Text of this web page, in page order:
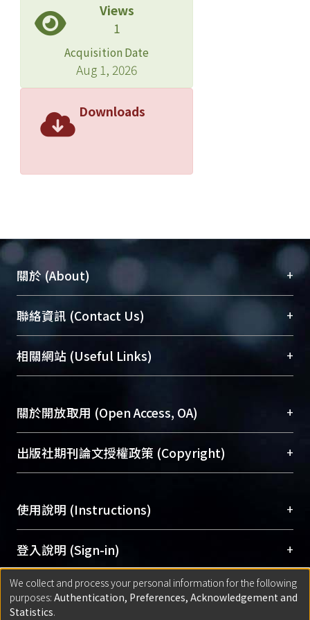
Views
1
Acquisition Date
Aug 1, 2026
Downloads
關於 (About) +
臺大位居世界頂尖大學之列，為永久珍藏及向國際
展現本校豐碩的研究成果及學術能量，圖書館整合
機構典藏（NTUR）與學術庫（AH）不同功能平
台，成為臺大學術典藏NTU scholars。期能整合研
成果。
To permanently archive and promote researcher
profiles and scholarly works, Library integrates the
services of “NTU Repository” with “Academic
聯絡資訊 (Contact Us) +
總館學科館員(Main Library)
醫學圖書館學科館員(Medical Library)
Sciences Library)
相關網站 (Useful Links) +
關於開放取用 (Open Access, OA) +
開放取用是從使用者角度提升資訊取用性的社會運
動，應用在學術研究上是透過將研究著作公開供使
用逐年攀升。同時可加速研究發展、提升研究影響
Archive）平台。 （點選深入了解OA）
出版社期刊論文授權政策 (Copyright) +
含部分內容的版權非匯入者所有，或由第三方贊
助與合作完成，請確認該版權所有者及第三方同
意提供此授權。
Please represent that the submission is your
original work, and that you have the right to
grant the rights to upload.
使用說明 (Instructions) +
網站簡介(Quickstart Guide)
使用手冊(Instruction Manual)
線上預約服務(Booking Service)
登入說明 (Sign-in) +
方案一：臺灣大學計算機中心帳號登入
(With C&INC Email Account)
匯入著作 (Submission) +
We collect and process your personal information for the following
purposes: Authentication, Preferences, Acknowledgement and
Statistics.